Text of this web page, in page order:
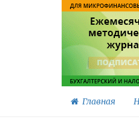
Главная